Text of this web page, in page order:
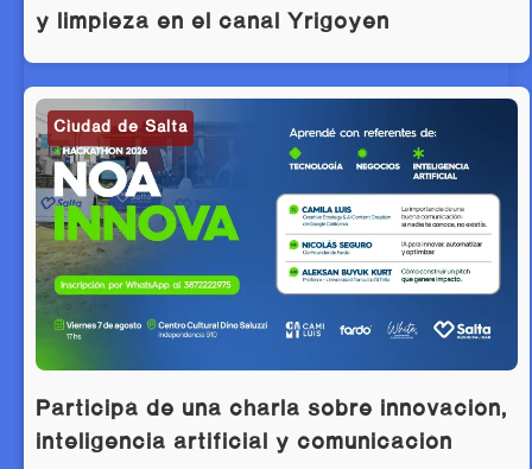
y limpieza en el canal Yrigoyen
Ciudad de Salta
Participá de una charla sobre innovación,
inteligencia artificial y comunicación